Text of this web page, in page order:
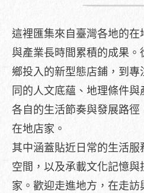
這裡匯集來自臺灣各地的
與產業長時間累積的成果
鄉投入的新型態店鋪，到
同的人文底蘊、地理條件
各自的生活節奏與發展路
在地店家。
其中涵蓋貼近日常的生活
空間，以及承載文化記憶
家。歡迎走進地方，在走